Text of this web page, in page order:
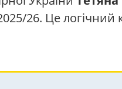
26. Це логічний